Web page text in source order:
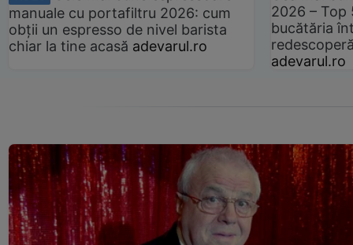
manuale cu portafiltru 2026: cum
obții un espresso de nivel barista
chiar la tine acasă adevarul.ro
2026 –
bucătăria
adevarul.ro